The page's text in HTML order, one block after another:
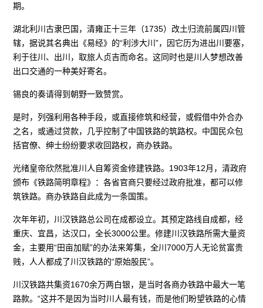
期。
湖北利川古隶巴国，清雍正十三年（1735）改土归流前属四川管
辖，据说其名典出《易经》的“利涉大川”，因它历为进出川要塞，
利于往川、出川，取旅人贞吉而命名。这同时也是川人梦想改善
出口交通的一种美好寄名。
锡良的奏请得到朝野一致赞赏。
是时，列强利用各种手段，或直接修筑和经营，或假借中外合办
之名，或通过贷款，几乎控制了中国铁路的筑路权。中国民众包
括官僚、绅士纷纷要求收回路权，商办铁路。
光绪皇帝欣然批准川人自筹资金修建铁路。1903年12月，清政府
颁布《铁路简明章程》：各省官商只要经过政府批准，都可以修
筑铁路。商办铁路自此成为一条国策。
次年年初，川汉铁路总公司在成都设立。其预定路线自成都，经
重庆、宜昌，达汉口，全长3000公里。修建川汉铁路所需大量资
金，主要用“田亩加赋”的办法来筹集，全川7000万人无论贫富贵
贱，人人都成了川汉铁路的“原始股民”。
川汉铁路共集资1670余万两白银，是当时各商办铁路中最大一笔
路款。“这并不是因为当时川人最有钱，而是他们盼望铁路的心情